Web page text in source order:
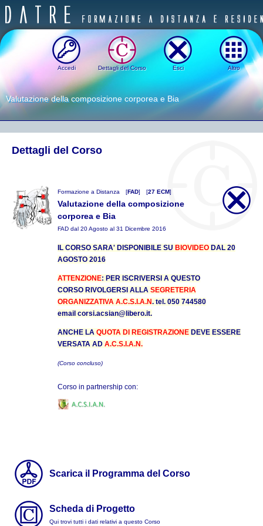
Accedi Dettagli del Corso Esci Altro
Valutazione della composizione corporea e Bia
Dettagli del Corso
Formazione a Distanza [FAD] [27 ECM]
Valutazione della composizione
corporea e Bia
FAD dal 20 Agosto al 31 Dicembre 2016
IL CORSO SARA' DISPONIBILE SU BIOVIDEODAL 20
AGOSTO 2016
ATTENZIONE: PER ISCRIVERSI A QUESTO
CORSO RIVOLGERSI ALLA SEGRETERIA
ORGANIZZATIVA A.C.S.I.A.N. tel. 050 744580
email corsi.acsian@libero.it.
ANCHE LA QUOTA DI REGISTRAZIONEDEVE ESSERE
VERSATA AD A.C.S.I.A.N.
(Corso concluso)
Corso in partnership con:
Scarica il Programma del Corso
Scheda di Progetto
Qui trovi tutti i dati relativi a questo Corso